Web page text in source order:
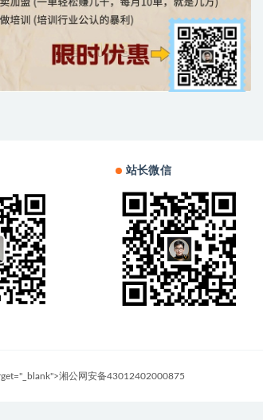
站长微信
湘公网安备43012402000875